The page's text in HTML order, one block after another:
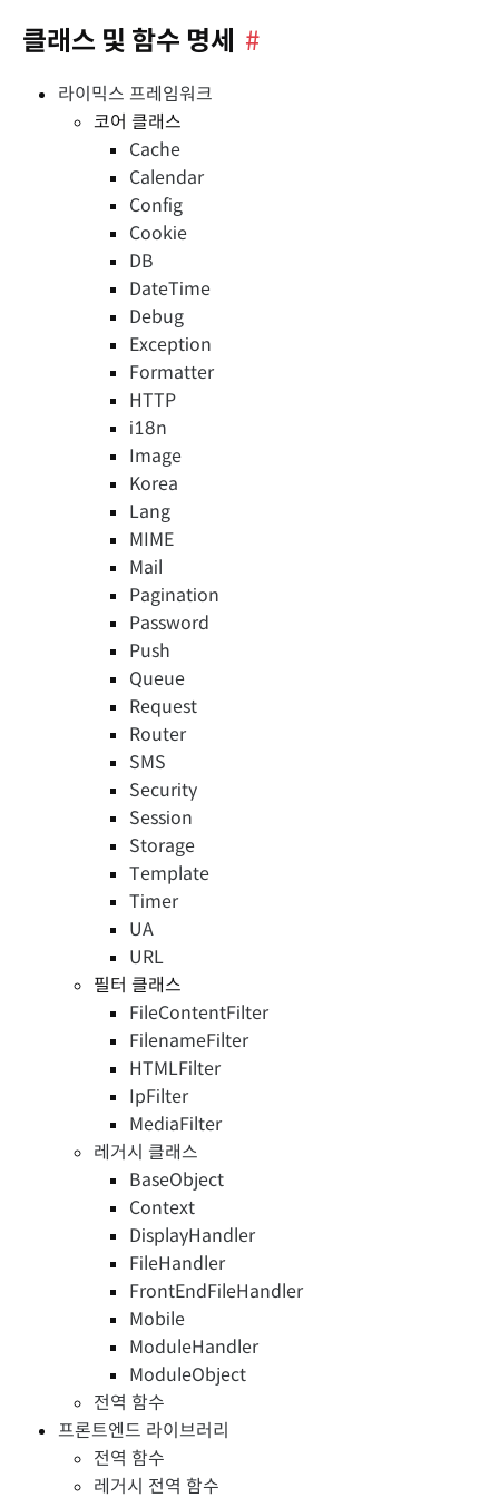
클래스 및 함수 명세 #
라이믹스 프레임워크
코어 클래스
Cache
Calendar
Config
Cookie
DB
DateTime
Debug
Exception
Formatter
HTTP
i18n
Image
Korea
Lang
MIME
Mail
Pagination
Password
Push
Queue
Request
Router
SMS
Security
Session
Storage
Template
Timer
UA
URL
필터 클래스
FileContentFilter
FilenameFilter
HTMLFilter
IpFilter
MediaFilter
레거시 클래스
BaseObject
Context
DisplayHandler
FileHandler
FrontEndFileHandler
Mobile
ModuleHandler
ModuleObject
전역 함수
프론트엔드 라이브러리
전역 함수
레거시 전역 함수